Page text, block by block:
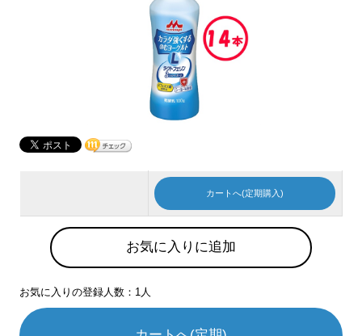
カートへ(定期購入)
お気に入りに追加
お気に入りの登録人数：1人